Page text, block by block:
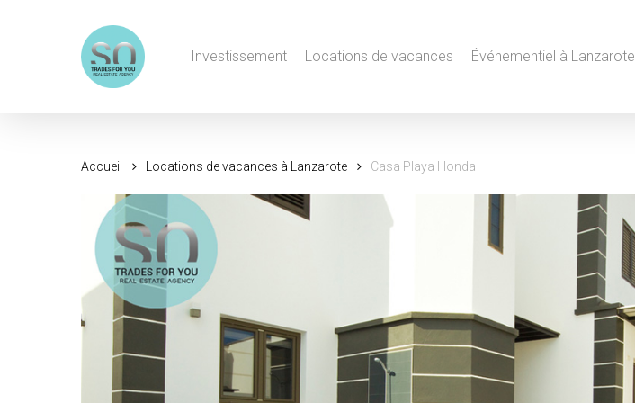
Investissement Locations de vacances Événementiel à Lanzarote
Accueil Locations de vacances à Lanzarote Casa Playa Honda